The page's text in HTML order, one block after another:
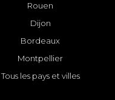
Rouen
Dijon
Bordeaux
Montpellier
Tous les pays et villes